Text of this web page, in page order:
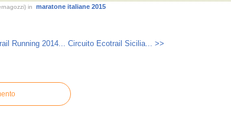
in
maratone italiane 2015
Running 2014... Circuito Ecotrail Sicilia... >>